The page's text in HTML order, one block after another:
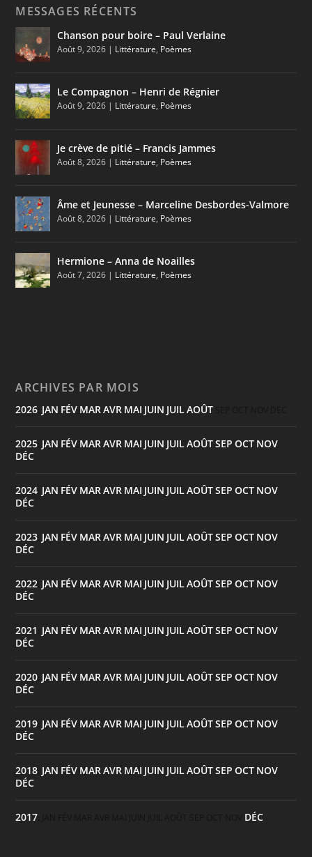
MESSAGES RÉCENTS
Chanson pour boire – Paul Verlaine
Août 9, 2026 | Littérature, Poèmes
Le Compagnon – Henri de Régnier
Août 9, 2026 | Littérature, Poèmes
Je crève de pitié – Francis Jammes
Août 8, 2026 | Littérature, Poèmes
Âme et Jeunesse – Marceline Desbordes-Valmore
Août 8, 2026 | Littérature, Poèmes
Hermione – Anna de Noailles
Août 7, 2026 | Littérature, Poèmes
ARCHIVES PAR MOIS
2026 JAN FÉV MARAVR MAI JUIN JUILAOÛT
2025 JAN FÉV MARAVR MAI JUIN JUILAOÛTSEP OCT NOV
DÉC
2024 JAN FÉV MARAVR MAI JUIN JUILAOÛTSEP OCT NOV
DÉC
2023 JAN FÉV MARAVR MAI JUIN JUILAOÛTSEP OCT NOV
DÉC
2022 JAN FÉV MARAVR MAI JUIN JUILAOÛTSEP OCT NOV
DÉC
2021 JAN FÉV MARAVR MAI JUIN JUILAOÛTSEP OCT NOV
DÉC
2020 JAN FÉV MARAVR MAI JUIN JUILAOÛTSEP OCT NOV
DÉC
2019 JAN FÉV MARAVR MAI JUIN JUILAOÛTSEP OCT NOV
DÉC
2018 JAN FÉV MARAVR MAI JUIN JUILAOÛTSEP OCT NOV
DÉC
2017 DÉC